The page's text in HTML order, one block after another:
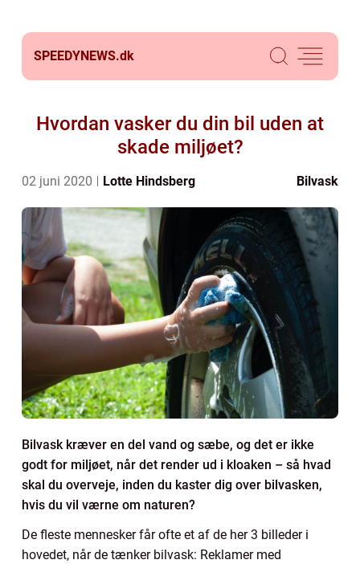
SPEEDYNEWS.dk
Hvordan vasker du din bil uden at
skade miljøet?
02 juni 2020 Lotte Hindsberg Bilvask
Bilvask kræver en del vand og sæbe, og det er ikke
godt for miljøet, når det render ud i kloaken – så hvad
skal du overveje, inden du kaster dig over bilvasken,
hvis du vil værne om naturen?
De fleste mennesker får ofte et af de her 3 billeder i
hovedet, når de tænker bilvask: Reklamer med